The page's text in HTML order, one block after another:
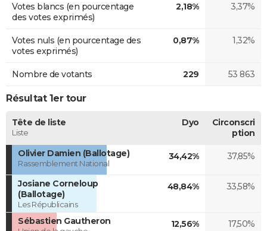
Votes blancs (en pourcentage
des votes exprimés)
2,18% 3,37%
Votes nuls (en pourcentage des
votes exprimés)
0,87% 1,32%
Nombre de votants 229 53 863
Résultat 1er tour
Tête de liste
Liste
Dyo
Circonscri
ption
Olivier Damien (Ballotage)
Rassemblement National
34,42% 37,85%
Josiane Corneloup
(Ballotage)
Les Républicains
48,84% 33,58%
Sébastien Gautheron 12,56% 17,50%